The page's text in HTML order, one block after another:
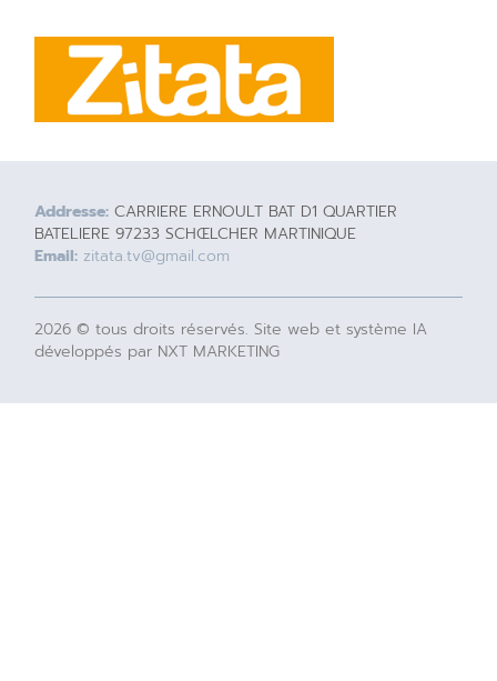
Addresse: CARRIERE ERNOULT BAT D1 QUARTIER
BATELIERE 97233 SCHŒLCHER MARTINIQUE
Email: zitata.tv@gmail.com
2026 © tous droits réservés. Site web et système IA
développés par NXT MARKETING